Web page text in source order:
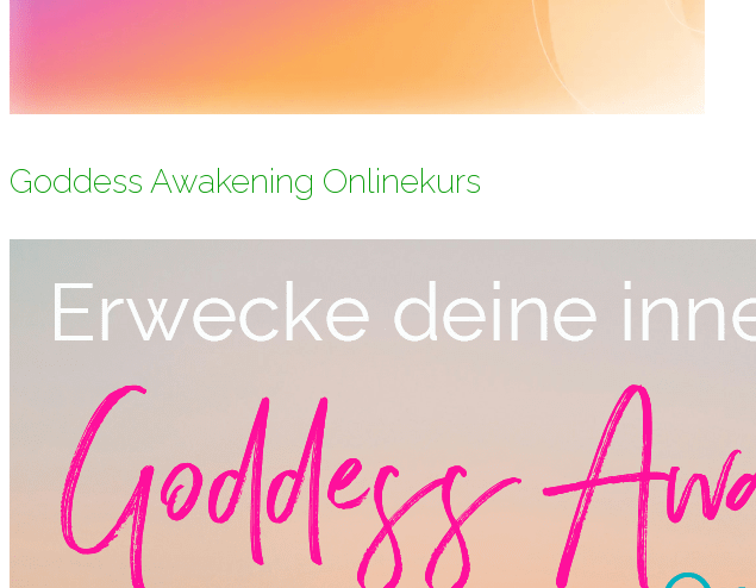
Goddess Awakening Onlinekurs